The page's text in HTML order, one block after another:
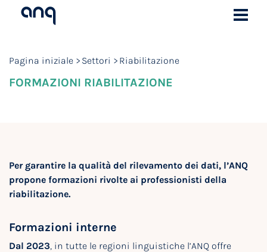
Pagina iniziale Settori Riabilitazione
FORMAZIONI RIABILITAZIONE
Per garantire la qualità del rilevamento dei dati, l’ANQ
propone formazioni rivolte ai professionisti della
riabilitazione.
Formazioni interne
Dal 2023, in tutte le regioni linguistiche l’ANQ offre